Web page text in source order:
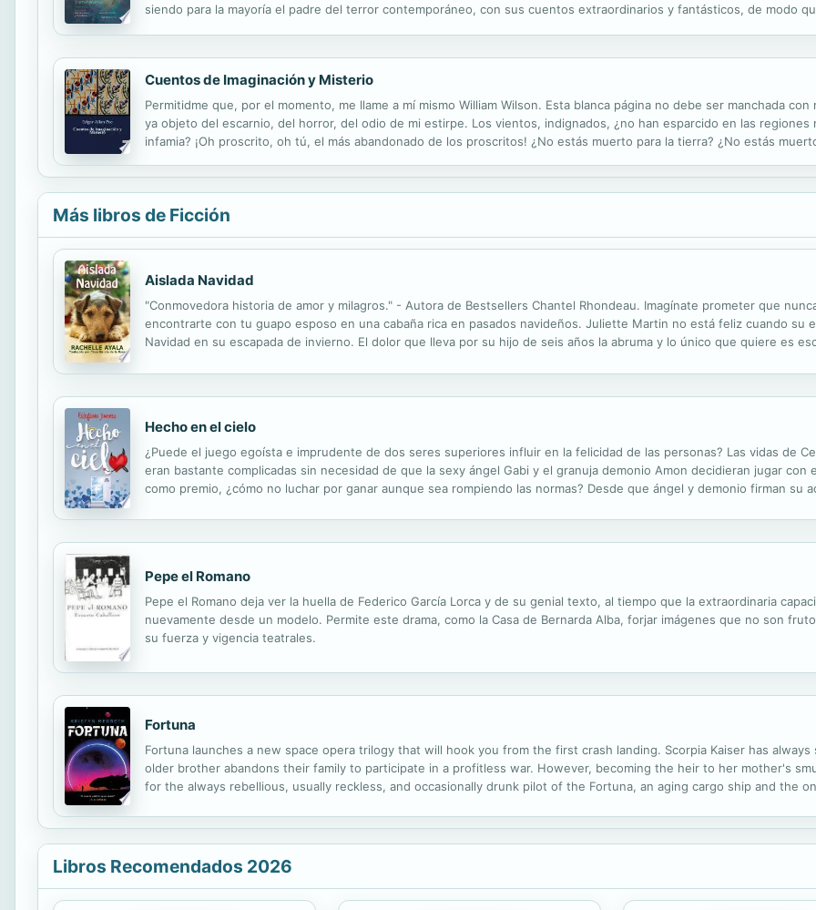
siendo para la mayoría el padre del terror contemporáneo, con sus cuentos extraordinarios y fantásticos, de modo
Cuentos de Imaginación y Misterio
Permitidme que, por el momento, me llame a mí mismo William Wilson. Esta blanca página no debe ser manchada
ya objeto del escarnio, del horror, del odio de mi estirpe. Los vientos, indignados, ¿no han esparcido en las regiones
infamia? ¡Oh proscrito, oh tú, el más abandonado de los proscritos! ¿No estás muerto para la tierra? ¿No estás
Más libros de Ficción
Aislada Navidad
"Conmovedora historia de amor y milagros." - Autora de Bestsellers Chantel Rhondeau. Imagínate prometer que
encontrarte con tu guapo esposo en una cabaña rica en pasados navideños. Juliette Martin no está feliz cuando su
Navidad en su escapada de invierno. El dolor que lleva por su hijo de seis años la abruma y lo único que quiere es
Hecho en el cielo
¿Puede el juego egoísta e imprudente de dos seres superiores influir en la felicidad de las personas? Las vidas de
eran bastante complicadas sin necesidad de que la sexy ángel Gabi y el granuja demonio Amon decidieran jugar
como premio, ¿cómo no luchar por ganar aunque sea rompiendo las normas? Desde que ángel y demonio firman su
Pepe el Romano
Pepe el Romano deja ver la huella de Federico García Lorca y de su genial texto, al tiempo que la extraordinaria
nuevamente desde un modelo. Permite este drama, como la Casa de Bernarda Alba, forjar imágenes que no son
su fuerza y vigencia teatrales.
Fortuna
Fortuna launches a new space opera trilogy that will hook you from the first crash landing. Scorpia Kaiser has
older brother abandons their family to participate in a profitless war. However, becoming the heir to her mother's
for the always rebellious, usually reckless, and occasionally drunk pilot of the Fortuna, an aging cargo ship and the
Libros Recomendados 2026